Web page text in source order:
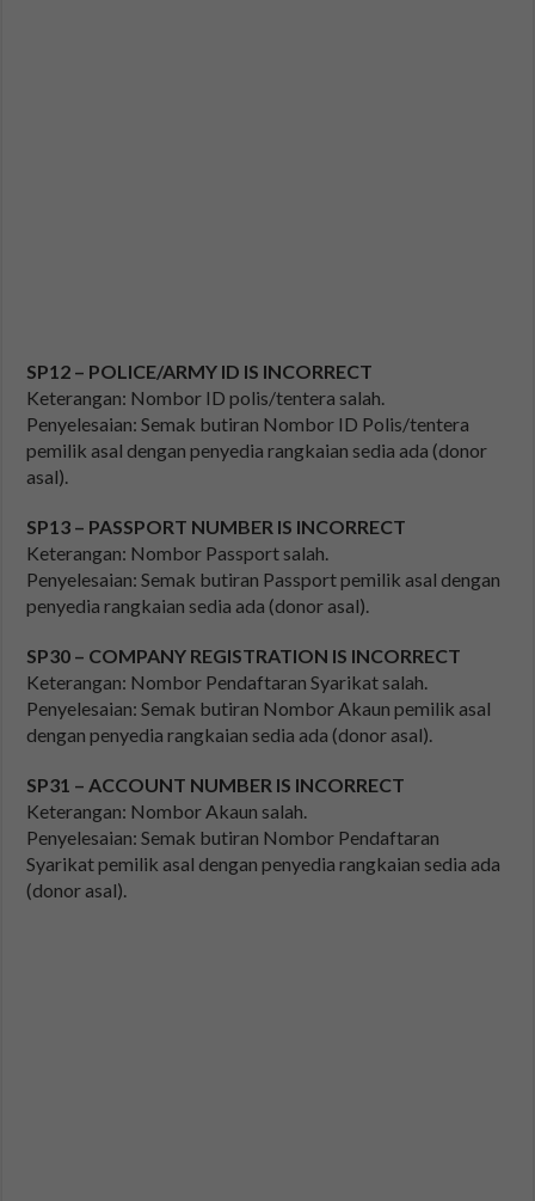
SP12 – POLICE/ARMY ID IS INCORRECT
Keterangan: Nombor ID polis/tentera salah.
Penyelesaian: Semak butiran Nombor ID Polis/tentera
pemilik asal dengan penyedia rangkaian sedia ada (donor
asal).
SP13 – PASSPORT NUMBER IS INCORRECT
Keterangan: Nombor Passport salah.
Penyelesaian: Semak butiran Passport pemilik asal dengan
penyedia rangkaian sedia ada (donor asal).
SP30 – COMPANY REGISTRATION IS INCORRECT
Keterangan: Nombor Pendaftaran Syarikat salah.
Penyelesaian: Semak butiran Nombor Akaun pemilik asal
dengan penyedia rangkaian sedia ada (donor asal).
SP31 – ACCOUNT NUMBER IS INCORRECT
Keterangan: Nombor Akaun salah.
Penyelesaian: Semak butiran Nombor Pendaftaran
Syarikat pemilik asal dengan penyedia rangkaian sedia ada
(donor asal).